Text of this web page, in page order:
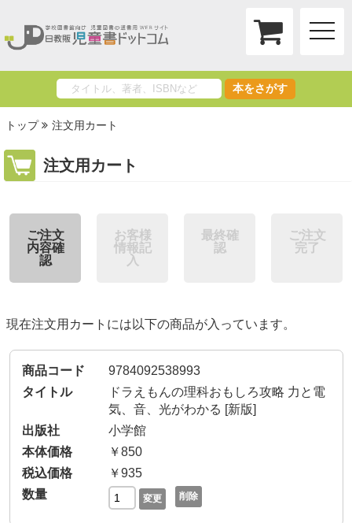
toggle
本をさがす
トップ 注文用カート
注文用カート
ご注文
内容確
認
お客様
情報記
入
最終確
認
ご注文
完了
現在注文用カートには以下の商品が入っています。
9784092538993
ドラえもんの理科おもしろ攻略 力と電
気、音、光がわかる [新版]
小学館
￥850
￥935
変更 削除